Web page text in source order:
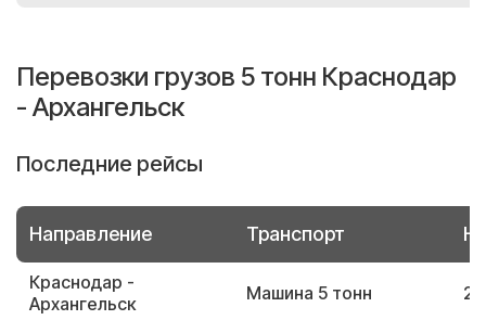
Перевозки грузов 5 тонн Краснодар
- Архангельск
Последние рейсы
Направление Транспорт
Краснодар -
Архангельск
Машина 5 тонн